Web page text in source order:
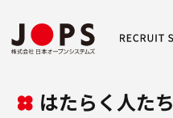
はたらく人たち